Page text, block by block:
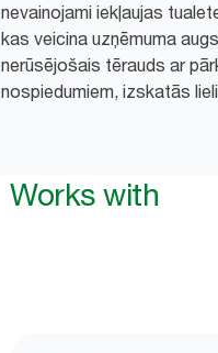
nevainojami iekļaujas
kas veicina uzņēmuma
nerūsējošais tērauds ar
nospiedumiem, izskatās
Works with